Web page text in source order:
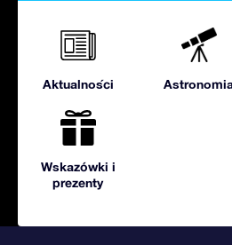
Aktualności
Wskazówki i
prezenty